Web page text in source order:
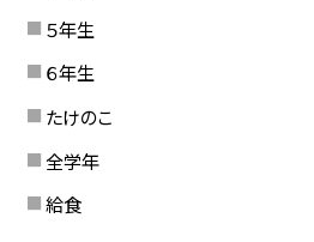
５年生
６年生
たけのこ
全学年
給食